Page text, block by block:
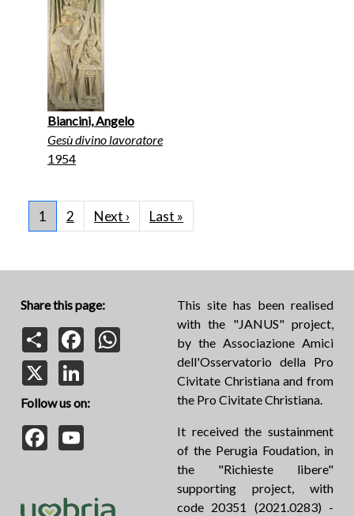
Biancini, Angelo
Gesù divino lavoratore
1954
1 2 Next › Next page
Last »
Share this page:
Share
Facebook
Follow us on:
Facebook
This site has been realised
with the "JANUS" project,
by the Associazione Amici
dell'Osservatorio della Pro
Civitate Christiana and from
the Pro Civitate Christiana.
It received the sustainment
of the Perugia Foudation, in
the "Richieste libere"
supporting project, with
code 20351 (2021.0283) -